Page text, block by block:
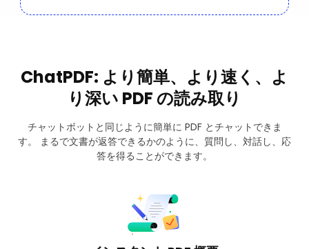
ChatPDF: より簡単、より速く、よ
り深い PDF の読み取り
チャットボットと同じように簡単に PDF とチャットできま
す。 まるで文書が返答できるかのように、質問し、対話し、応
答を得ることができます。